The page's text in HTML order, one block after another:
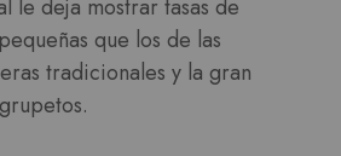
le deja mostrar tasas de
que los de las
tradicionales y la gran